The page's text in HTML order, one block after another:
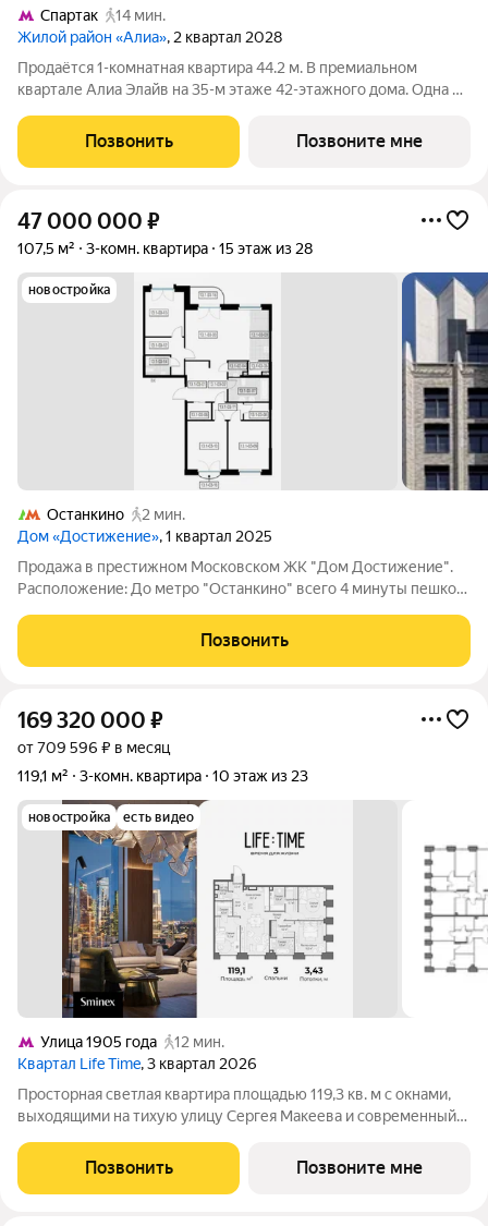
Спартак
14 мин.
Жилой район «Алиа», 2 квартал 2028
Продаётся 1-комнатная квартира 44.2 м. В премиальном
квартале Алиа Элайв на 35-м этаже 42-этажного дома. Одна из
премиальный квартал Алиа Элайв. Это две башни LIGHTHOUSE
от бюро APEX на первой
Позвонить Позвоните мне
47 000 000 ₽
107,5 м² 3-комн. квартира 15 этаж из 28
новостройка
Останкино
2 мин.
Дом «Достижение», 1 квартал 2025
Продажа в престижном Московском ЖК "Дом Достижение".
Расположение: До метро "Останкино" всего 4 минуты пешком,
пешей доступности находятся школы и детские сады. Рядом
также расположены
Позвонить
169 320 000 ₽
от 709 596 ₽ в месяц
119,1 м²
3-комн. квартира 10 этаж из 23
новостройка есть видео
Улица 1905 года
12 мин.
Квартал Life Time, 3 квартал 2026
Просторная светлая квартира площадью 119,3 кв. м с окнами,
выходящими на тихую улицу Сергея Макеева и современный
возможностью открывания настежь улучшает видовые
характеристики. Продуманная
Позвонить Позвоните мне